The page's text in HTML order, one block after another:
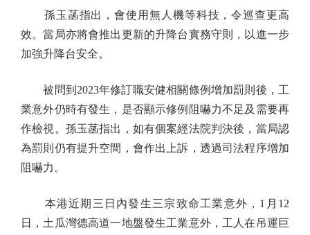
孫玉菡指出，會使用無人機等科技，令巡查更高
效。當局亦將會推出更新的升降台實務守則，以進一步
加強升降台安全。
被問到2023年修訂職安健相關條例增加罰則後，工
業意外仍時有發生，是否顯示修例阻嚇力不足及需要再
作檢視。孫玉菡指出，如有個案經法院判決後，當局認
為罰則仍有提升空間，會作出上訴，透過司法程序增加
阻嚇力。
本港近期三日內發生三宗致命工業意外，1月12
日，土瓜灣德高道一地盤發生工業意外，工人在吊運巨